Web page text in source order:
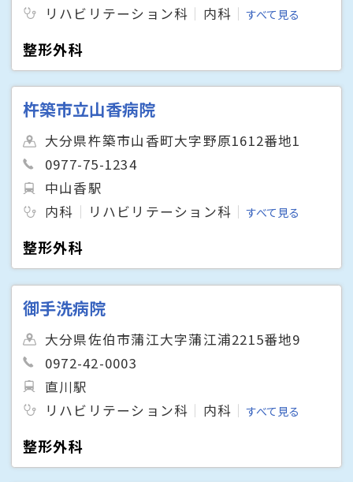
リハビリテーション科
内科 すべて見る
整形外科
杵築市立山香病院
大分県杵築市山香町大字野原1612番地1
0977-75-1234
中山香駅
内科
リハビリテーション科 すべて見る
整形外科
御手洗病院
大分県佐伯市蒲江大字蒲江浦2215番地9
0972-42-0003
直川駅
リハビリテーション科
内科 すべて見る
整形外科